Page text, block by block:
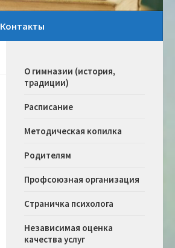
Контакты
О гимназии (история,
традиции)
Расписание
Методическая копилка
Родителям
Профсоюзная организация
Страничка психолога
Независимая оценка
качества услуг